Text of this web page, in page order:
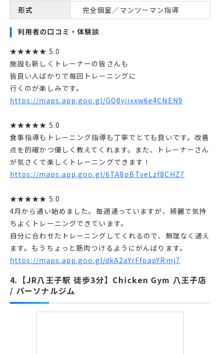
形式 完全個室／マンツーマン指導
利用者の口コミ・体験談
★★★★★ 5.0
施設も新しくトレーナーの皆さんも
皆良い人ばかりで毎回トレーニングに
行くのが楽しみです。
https://maps.app.goo.gl/GQ8yiixxw6e4CNEN9
★★★★★ 5.0
食事指導もトレーニング指導も丁寧でとても良いです。改善
点を的確かつ優しく教えてくれます。また、トレーナーさん
が気さくで楽しくトレーニングできます！
https://maps.app.goo.gl/6TA8pBTveLzf8CHZ7
★★★★★ 5.0
4月から通い始めました。毎週通っていますが、綺麗で気持
ちよくトレーニングできています。
自分に合わせたトレーニングしてくれるので、無理なく通え
ます。もうちょっと筋肉つけるようにがんばります。
https://maps.app.goo.gl/dkA2aYrFfpapYRmj7
4.【JR八王子駅 徒歩3分】Chicken Gym 八王子店
/ パーソナルジム